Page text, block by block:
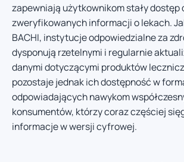
zapewniają użytkownikom stały dostęp
zweryfikowanych informacji o lekach.
BACHI, instytucje odpowiedzialne za
dysponują rzetelnymi i regularnie
danymi dotyczącymi produktów
pozostaje jednak ich dostępność w
odpowiadających nawykom
konsumentów, którzy coraz częściej
informacje w wersji cyfrowej.